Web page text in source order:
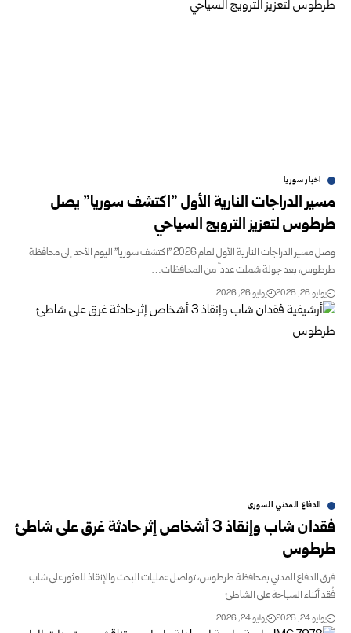
اخبار سوريا
مسير الدراجات النارية الأول ‏”اكتشف سوريا” ‏يصل
طرطوس لتعزيز الترويج السياحي
وصل مسير الدراجات النارية الأول لعام 2026 "اكتشف سوريا" اليوم الأحد إلى محافظة
طرطوس، بعد جولة شملت عدداً من المحافظات…
يوليو 26, 2026 يوليو 26, 2026
الدفاع المدني السوري
فقدان شاب وإنقاذ 3 أشخاص إثر حادثة غرق على شاطئ
طرطوس
فرق الدفاع المدني بمحافظة طرطوس، تواصل عمليات البحث والإنقاذ للعثور على شاب
فُقد أثناء السباحة على الشاطئ
يوليو 24, 2026 يوليو 24, 2026